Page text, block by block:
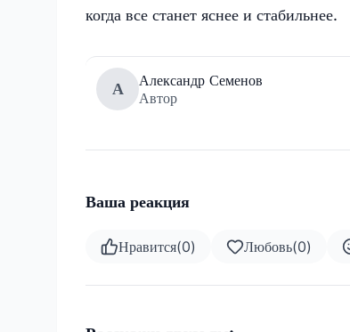
когда все станет яснее и стабильнее.
А
Александр Семенов
Автор
Ваша реакция
Нравится(0) Любовь(0)